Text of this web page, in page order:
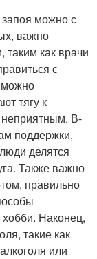
запоя можно с
важно
как врачи
с
можно
тягу к
неприятным. В-
поддержки,
делятся
Также важно
правильно
Наконец,
такие как
или